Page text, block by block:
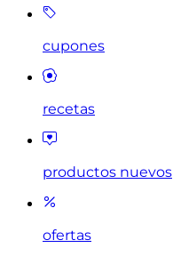
cupones
recetas
productos nuevos
ofertas